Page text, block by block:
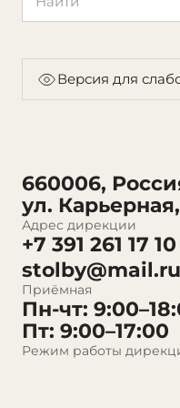
Версия для
660006,
ул.
Адрес дирекции
+7 391 261 17 10
stolby@mail.ru
Приёмная
Пн-чт:
Пт: 9:00–17:00
Режим работы